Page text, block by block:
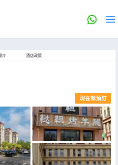
介 酒店政策
現在就預訂